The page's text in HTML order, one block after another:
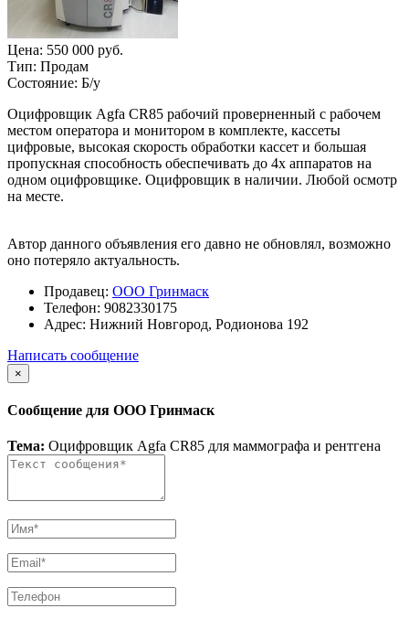
Цена: 550 000 руб.
Тип: Продам
Состояние: Б/у
Оцифровщик Agfa CR85 рабочий проверненный с рабочем
местом оператора и монитором в комплекте, кассеты
цифровые, высокая скорость обработки кассет и большая
пропускная способность обеспечивать до 4х аппаратов на
одном оцифровщике. Оцифровщик в наличии. Любой осмотр
на месте.
Автор данного объявления его давно не обновлял, возможно
оно потеряло актуальность.
Продавец: ООО Гринмаск
Телефон: 9082330175
Адрес: Нижний Новгород, Родионова 192
Написать сообщение
×
Сообщение для ООО Гринмаск
Тема: Оцифровщик Agfa CR85 для маммографа и рентгена